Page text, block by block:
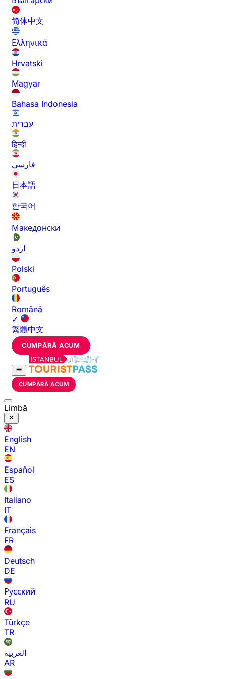
简体中文
Ελληνικά
Hrvatski
Magyar
Bahasa Indonesia
עברית
हिन्दी
فارسی
日本語
한국어
Македонски
اردو
Polski
Português
Română
✓
繁體中文
CUMPĂRĂ ACUM
CUMPĂRĂ ACUM
Limbă
English
EN
Español
ES
Italiano
IT
Français
FR
Deutsch
DE
Русский
RU
Türkçe
TR
العربية
AR